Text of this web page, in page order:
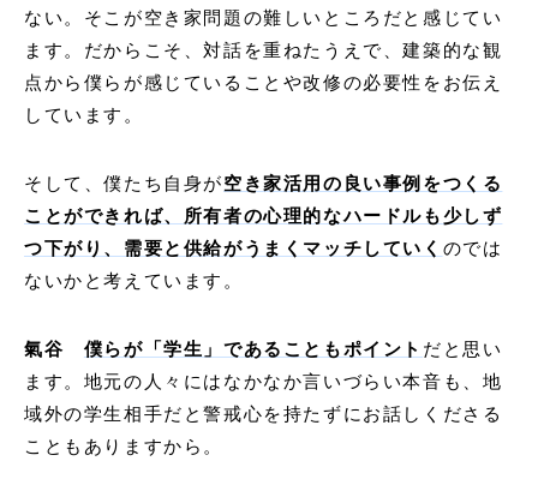
ない。そこが空き家問題の難しいところだと感じてい
ます。だからこそ、対話を重ねたうえで、建築的な観
点から僕らが感じていることや改修の必要性をお伝え
しています。
そして、僕たち自身が空き家活用の良い事例をつくる
ことができれば、所有者の心理的なハードルも少しず
つ下がり、需要と供給がうまくマッチしていく のでは
ないかと考えています。
氣谷 僕らが「学生」であることもポイント だと思い
ます。地元の人々にはなかなか言いづらい本音も、地
域外の学生相手だと警戒心を持たずにお話しくださる
こともありますから。